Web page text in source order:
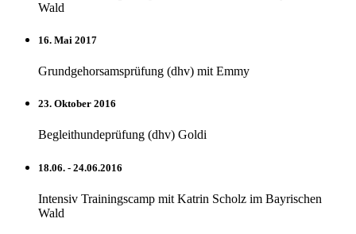
Wald
16. Mai 2017
Grundgehorsamsprüfung (dhv) mit Emmy
23. Oktober 2016
Begleithundeprüfung (dhv) Goldi
18.06. - 24.06.2016
Intensiv Trainingscamp mit Katrin Scholz im Bayrischen
Wald